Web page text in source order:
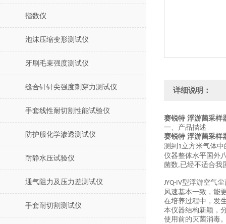
指数仪
泡沫压缩变形测试仪
牙刷毛束强度测试仪
缝合针针尖强度刺穿力测试仪
手套线性耐切割性能试验仪
防护服化学渗透测试仪
耐静水压试验仪
通气阻力及压力差测试仪
手套耐切割测试仪
详细说明：
赛锐特 浮游菌采样
一、 产品描述
赛锐特 浮游菌采样
测到 1立方米气体
仪器整体水平国外
菌数,已经不适合我
JYQ-IV型浮游空气
风速基本一致，能
在培养过程中，发
本仪器结构新颖，
使用前的灭菌消毒